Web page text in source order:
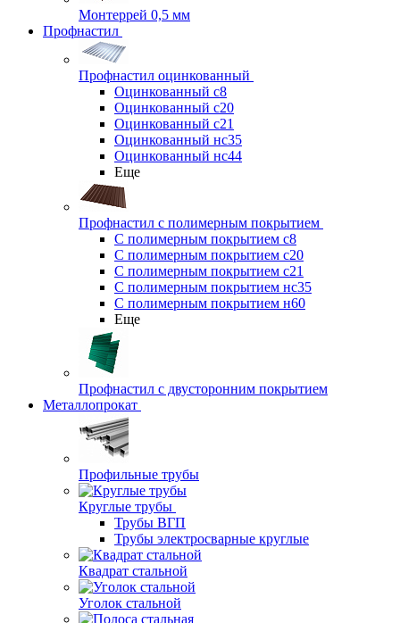
Монтеррей 0,5 мм
Профнастил
Профнастил оцинкованный
Оцинкованный с8
Оцинкованный с20
Оцинкованный с21
Оцинкованный нс35
Оцинкованный нс44
Еще
Профнастил с полимерным покрытием
С полимерным покрытием с8
С полимерным покрытием с20
С полимерным покрытием с21
С полимерным покрытием нс35
С полимерным покрытием н60
Еще
Профнастил с двусторонним покрытием
Металлопрокат
Профильные трубы
Круглые трубы
Трубы ВГП
Трубы электросварные круглые
Квадрат стальной
Уголок стальной